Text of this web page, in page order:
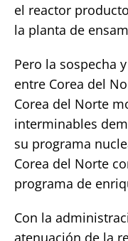
el reactor
la planta de
Pero la sospecha
entre Corea del
Corea del Norte
interminables
su programa
Corea del Norte
programa de
Con la
atenuación de la